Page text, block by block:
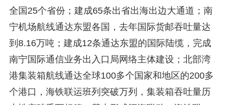
全国25个省份；建成65条出省出海出边大通道；南
宁机场航线通达东盟各国，去年国际货邮吞吐量达
到8.16万吨；建成12条通达东盟的国际陆缆，完成
南宁国际通信业务出入口局网络主体建设；北部湾
港集装箱航线通达全球100多个国家和地区的200多
个港口，海铁联运班列突破万列，集装箱吞吐量历